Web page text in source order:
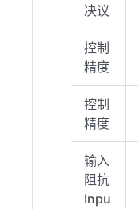
决议
控制
精度
控制
精度
输入
阻抗
Inpu